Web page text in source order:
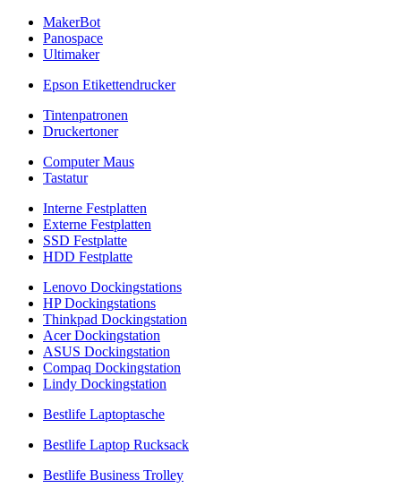
MakerBot
Panospace
Ultimaker
Epson Etikettendrucker
Tintenpatronen
Druckertoner
Computer Maus
Tastatur
Interne Festplatten
Externe Festplatten
SSD Festplatte
HDD Festplatte
Lenovo Dockingstations
HP Dockingstations
Thinkpad Dockingstation
Acer Dockingstation
ASUS Dockingstation
Compaq Dockingstation
Lindy Dockingstation
Bestlife Laptoptasche
Bestlife Laptop Rucksack
Bestlife Business Trolley